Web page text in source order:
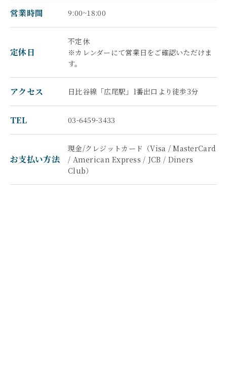
営業時間 9:00~18:00
定休日
不定休
※カレンダーにて営業日をご確認いただけま
す。
アクセス 日比谷線「広尾駅」1番出口より徒歩3分
TEL 03-6459-3433
お支払い方法
現金/クレジットカード（Visa / MasterCard
/ American Express / JCB / Diners
Club）